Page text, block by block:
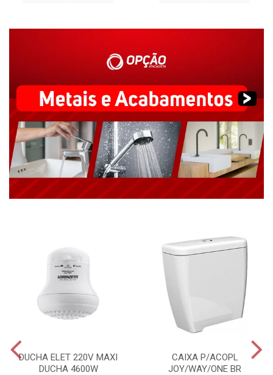
DUCHA ELET 220V MAXI
DUCHA 4600W
CAIXA P/ACOPL
JOY/WAY/ONE BR